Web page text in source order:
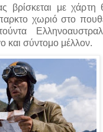
βρίσκεται με
χωριό στο
και σύντομο μέλλον.